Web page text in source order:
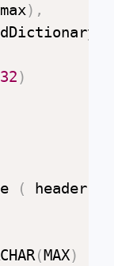
max) ,
32)
( header
(MAX)